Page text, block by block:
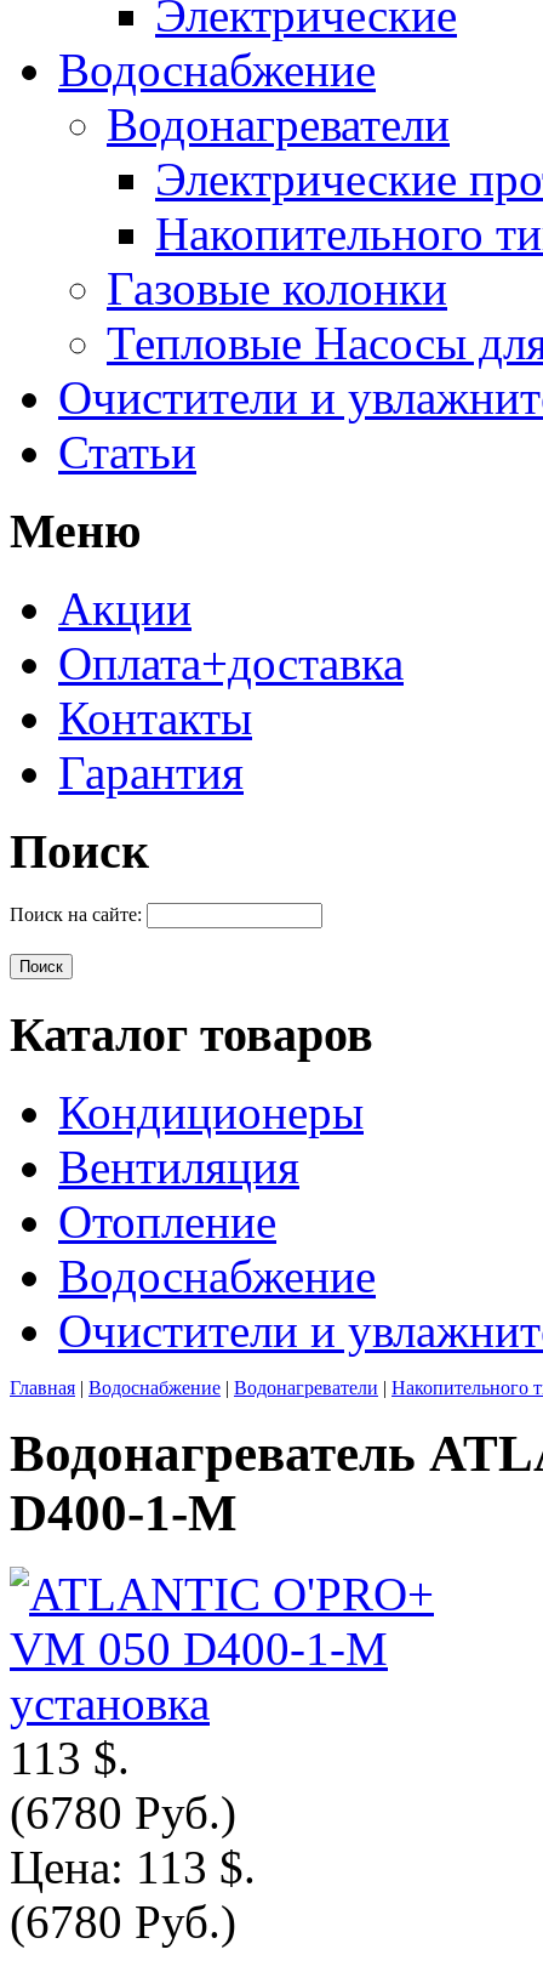
Электрические
Водоснабжение
Водонагреватели
Электрические
Накопительного
Газовые колонки
Тепловые Насосы
Очистители и
Статьи
Меню
Акции
Оплата+доставка
Контакты
Гарантия
Поиск
Поиск на сайте:
Каталог товаров
Кондиционеры
Вентиляция
Отопление
Водоснабжение
Очистители и
Главная | Водоснабжение | Водонагреватели | Накопительного
Водонагреватель
D400-1-M
113 $.
(6780 Руб.)
Цена: 113 $.
(6780 Руб.)